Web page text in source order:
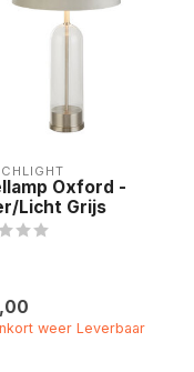
Oxford -
Licht Grijs
weer Leverbaar